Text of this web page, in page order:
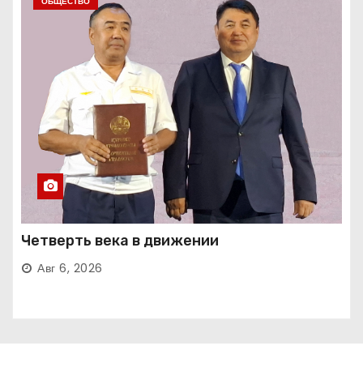
Четверть века в движении
Авг 6, 2026